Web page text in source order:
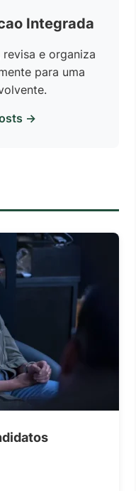
Integrada
e organiza
para uma
→